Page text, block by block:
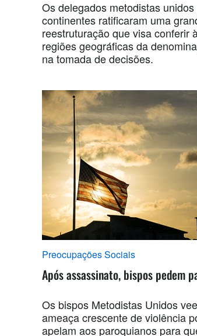
Os delegados metodistas
continentes ratificaram uma
reestruturação que visa conferir
regiões geográficas da
na tomada de decisões.
Preocupações Sociais
Após assassinato, bispos pedem
Os bispos Metodistas Unidos
ameaça crescente de violência
apelam aos paroquianos para